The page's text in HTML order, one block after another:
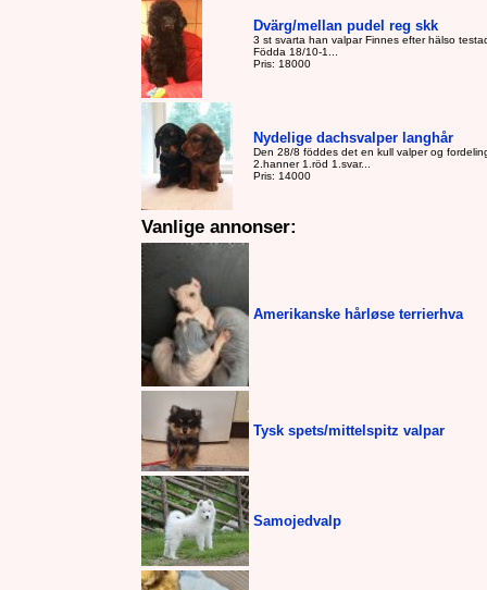
Dvärg/mellan pudel reg skk
3 st svarta han valpar Finnes efter hälso
Födda 18/10-1...
Pris: 18000
Nydelige dachsvalper langhår
Den 28/8 föddes det en kull valper og
2.hanner 1.röd 1.svar...
Pris: 14000
Vanlige annonser:
Amerikanske hårløse terrierhva
Tysk spets/mittelspitz valpar
Samojedvalp